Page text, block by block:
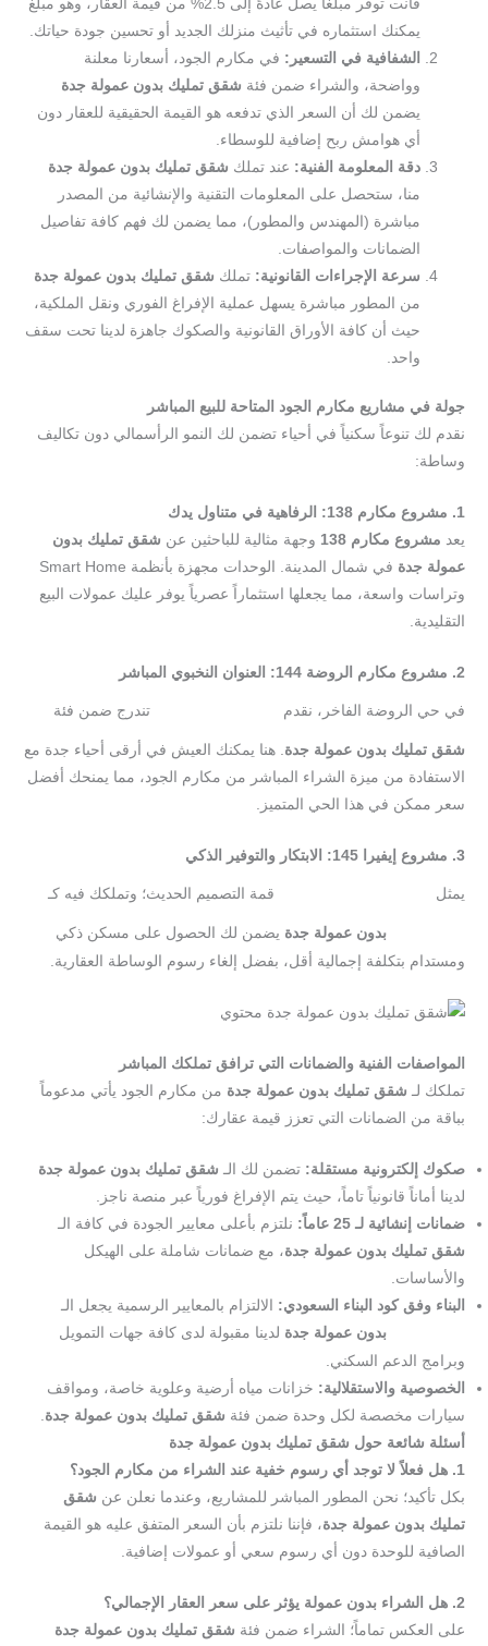
فأنت توفر مبلغاً يصل عادةً إلى 2.5% من قيمة العقار، وهو مبلغ
يمكنك استثماره في تأثيث منزلك الجديد أو تحسين جودة حياتك.
الشفافية في التسعير: في مكارم الجود، أسعارنا معلنة
وواضحة، والشراء ضمن فئة شقق تمليك بدون عمولة جدة
يضمن لك أن السعر الذي تدفعه هو القيمة الحقيقية للعقار دون
أي هوامش ربح إضافية للوسطاء.
دقة المعلومة الفنية: عند تملك شقق تمليك بدون عمولة جدة
منا، ستحصل على المعلومات التقنية والإنشائية من المصدر
مباشرة (المهندس والمطور)، مما يضمن لك فهم كافة تفاصيل
الضمانات والمواصفات.
سرعة الإجراءات القانونية: تملك شقق تمليك بدون عمولة جدة
من المطور مباشرة يسهل عملية الإفراغ الفوري ونقل الملكية،
حيث أن كافة الأوراق القانونية والصكوك جاهزة لدينا تحت سقف
واحد.
جولة في مشاريع مكارم الجود المتاحة للبيع المباشر
نقدم لك تنوعاً سكنياً في أحياء تضمن لك النمو الرأسمالي دون تكاليف
وساطة:
1. مشروع مكارم 138: الرفاهية في متناول يدك
يعد مشروع مكارم 138 وجهة مثالية للباحثين عن شقق تمليك بدون
عمولة جدة
في شمال المدينة. الوحدات مجهزة بأنظمة Smart Home
وتراسات واسعة، مما يجعلها استثماراً عصرياً يوفر عليك عمولات البيع
التقليدية.
2. مشروع مكارم الروضة 144: العنوان النخبوي المباشر
في حي الروضة الفاخر، نقدم تندرج ضمن فئة
شقق تمليك بدون عمولة جدة . هنا يمكنك العيش في أرقى أحياء جدة مع
الاستفادة من ميزة الشراء المباشر من مكارم الجود، مما يمنحك أفضل
سعر ممكن في هذا الحي المتميز.
3. مشروع إيفيرا 145: الابتكار والتوفير الذكي
يمثل قمة التصميم الحديث؛ وتملكك فيه كـ
بدون عمولة جدة يضمن لك الحصول على مسكن ذكي
ومستدام بتكلفة إجمالية أقل، بفضل إلغاء رسوم الوساطة العقارية.
المواصفات الفنية والضمانات التي ترافق تملكك المباشر
تملكك لـ شقق تمليك بدون عمولة جدة من مكارم الجود يأتي مدعوماً
بباقة من الضمانات التي تعزز قيمة عقارك:
صكوك إلكترونية مستقلة: تضمن لك الـ شقق تمليك بدون عمولة جدة
لدينا أماناً قانونياً تاماً، حيث يتم الإفراغ فورياً عبر منصة ناجز.
ضمانات إنشائية لـ 25 عاماً:
نلتزم بأعلى معايير الجودة في كافة الـ
شقق تمليك بدون عمولة جدة، مع ضمانات شاملة على الهيكل
والأساسات.
البناء وفق كود البناء السعودي: الالتزام بالمعايير الرسمية يجعل الـ
بدون عمولة جدة لدينا مقبولة لدى كافة جهات التمويل
وبرامج الدعم السكني.
الخصوصية والاستقلالية: خزانات مياه أرضية وعلوية خاصة، ومواقف
سيارات مخصصة لكل وحدة ضمن فئة شقق تمليك بدون عمولة جدة.
أسئلة شائعة حول شقق تمليك بدون عمولة جدة
1. هل فعلاً لا توجد أي رسوم خفية عند الشراء من مكارم الجود؟
بكل تأكيد؛ نحن المطور المباشر للمشاريع، وعندما نعلن عن شقق
تمليك بدون عمولة جدة، فإننا نلتزم بأن السعر المتفق عليه هو القيمة
الصافية للوحدة دون أي رسوم سعي أو عمولات إضافية.
2. هل الشراء بدون عمولة يؤثر على سعر العقار الإجمالي؟
على العكس تماماً؛ الشراء ضمن فئة شقق تمليك بدون عمولة جدة